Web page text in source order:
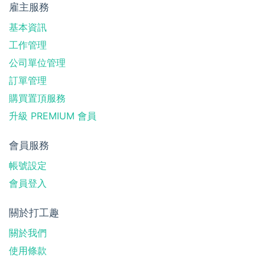
雇主服務
基本資訊
工作管理
公司單位管理
訂單管理
購買置頂服務
升級 PREMIUM 會員
會員服務
帳號設定
會員登入
關於打工趣
關於我們
使用條款